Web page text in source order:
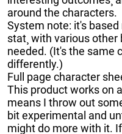
around the characters.
System note: it's based
stat¸ with various
needed. (It's the same
differently.)
Full page character
This product works on
means I throw out
bit experimental and
might do more with it.